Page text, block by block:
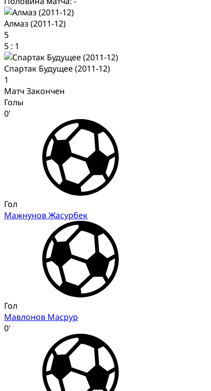
Алмаз (2011-12)
5
5 : 1
Спартак Будущее (2011-12)
1
Матч Закончен
Голы
0'
Гол
Мажнунов Жасурбек
Гол
Мавлонов Масрур
0'